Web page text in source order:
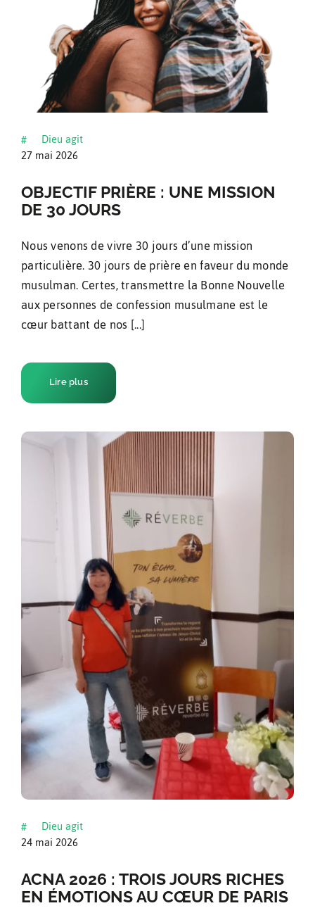
Facebook
Instagram
# Dieu agit
27 mai 2026
OBJECTIF PRIÈRE : UNE MISSION
DE 30 JOURS
Nous venons de vivre 30 jours d’une mission
particulière. 30 jours de prière en faveur du monde
musulman. Certes, transmettre la Bonne Nouvelle
aux personnes de confession musulmane est le
cœur battant de nos [...]
Lire plus
# Dieu agit
24 mai 2026
ACNA 2026 : TROIS JOURS RICHES
EN ÉMOTIONS AU CŒUR DE PARIS